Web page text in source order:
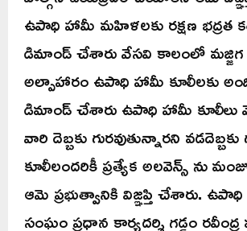
ఉపాధి హామీ మహిళలకు రక్షణ భద్రత
డిమాండ్ చేశారు వేసవి కాలంలో మజ్జిగ
అల్పాహారం ఉపాధి హామీ కూలీలకు
డిమాండ్ చేశారు ఉపాధి హామీ
వారి దెబ్బకు గురవుతున్నారని వడదెబ్బకు
కూలీలందరికీ ప్రత్యేక అలవెన్స్ ను
ఆమె ప్రభుత్వానికి విజ్ఞప్తి చేశారు.
సంఘం ప్రధాన కార్యదర్శి గడ్డం